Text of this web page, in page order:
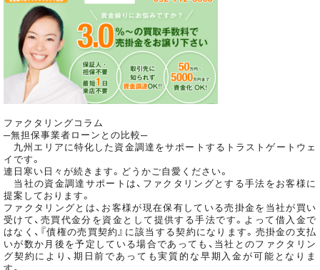
ファクタリングコラム
─無担保事業者ローンとの比較─
九州エリアに特化した資金調達をサポートするトラストゲートウェ
イです。
連日寒い日々が続きます。どうかご自愛ください。
当社の資金調達サポートは、ファクタリングとする手法をお客様に
提案しております。
ファクタリングとは、お客様が現在保有している売掛金を当社が買い
受けて、売買代金分を資金として提供する手法です。よって借入金で
はなく、『債権の売買契約』に該当する契約になります。売掛金の支払
いが数か月後を予定している場合であっても、当社とのファクタリン
グ契約により、期日前であっても実質的な早期入金が可能となりま